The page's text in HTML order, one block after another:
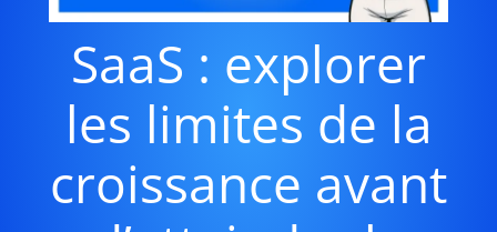
SaaS : explorer
les limites de la
croissance avant